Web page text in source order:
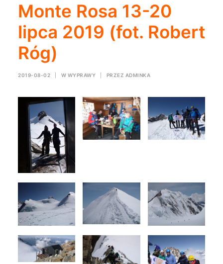
Monte Rosa 13-20
lipca 2019 (fot. Robert
Róg)
2019-08-02 W WYPRAWY PRZEZ ADMINKA